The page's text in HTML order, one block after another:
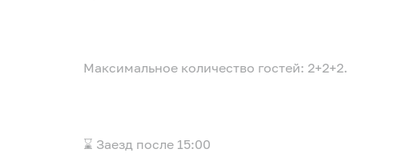
Максимальное количество гостей: 2+2+2.
⌛ Заезд после 15:00